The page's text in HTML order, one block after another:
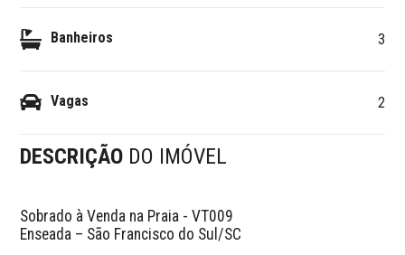
Banheiros 3
Vagas 2
DESCRIÇÃO DO IMÓVEL
Sobrado à Venda na Praia - VT009
Enseada – São Francisco do Sul/SC